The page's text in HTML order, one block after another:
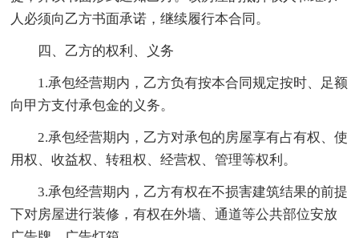
人必须向乙方书面承诺，继续履行本合同。
四、乙方的权利、义务
1.承包经营期内，乙方负有按本合同规定按时、足额
向甲方支付承包金的义务。
2.承包经营期内，乙方对承包的房屋享有占有权、使
用权、收益权、转租权、经营权、管理等权利。
3.承包经营期内，乙方有权在不损害建筑结果的前提
下对房屋进行装修，有权在外墙、通道等公共部位安放